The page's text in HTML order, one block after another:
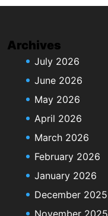
Archives
July 2026
June 2026
May 2026
April 2026
March 2026
February 2026
January 2026
December 2025
November 2025